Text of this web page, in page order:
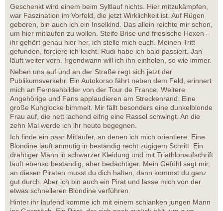
Geschenkt wird einem beim Syltlauf nichts. Hier mitzukämpfen,
war Faszination im Vorfeld, die jetzt Wirklichkeit ist. Auf Rügen
geboren, bin auch ich ein Inselkind. Das allein reichte mir schon,
um hier mitlaufen zu wollen. Steife Brise und friesische Hexen –
ihr gehört genau hier her, ich stelle mich euch. Meinen Tritt
gefunden, forciere ich leicht. Rudi habe ich bald passiert. Jan
läuft weiter vorn. Irgendwann will ich ihn einholen, so wie immer.
Neben uns auf und an der Straße regt sich jetzt der
Publikumsverkehr. Ein Autokorso fährt neben dem Feld, erinnert
mich an Fernsehbilder von der Tour de France. Weitere
Angehörige und Fans applaudieren am Streckenrand. Eine
große Kuhglocke bimmelt. Mir fällt besonders eine dunkelblonde
Frau auf, die nett lachend eifrig eine Rassel schwingt. An die
zehn Mal werde ich ihr heute begegnen.
Ich finde ein paar Mitläufer, an denen ich mich orientiere. Eine
Blondine läuft anmutig in beständig recht zügigem Schritt. Ein
drahtiger Mann in schwarzer Kleidung und mit Triathlonaufschrift
läuft ebenso beständig, aber bedächtiger. Mein Gefühl sagt mir,
an diesen Piraten musst du dich halten, dann kommst du ganz
gut durch. Aber ich bin auch ein Pirat und lasse mich von der
etwas schnelleren Blondine verführen.
Hinter ihr laufend komme ich mit einem schlanken jungen Mann